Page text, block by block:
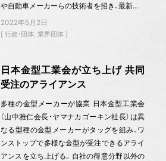
や自動車メーカーらの技術者を招き、最新…
2022年5月2日
行政・団体 業界団体
日本金型工業会が立ち上げ 共同
受注のアライアンス
多種の金型メーカーが協業 日本金型工業会
（山中雅仁会長・ヤマナカゴーキン社長）は異
なる型種の金型メーカーがタッグを組み、ワ
ンストップで多様な金型が受注できるアライ
アンスを立ち上げる。自社の得意分野以外の